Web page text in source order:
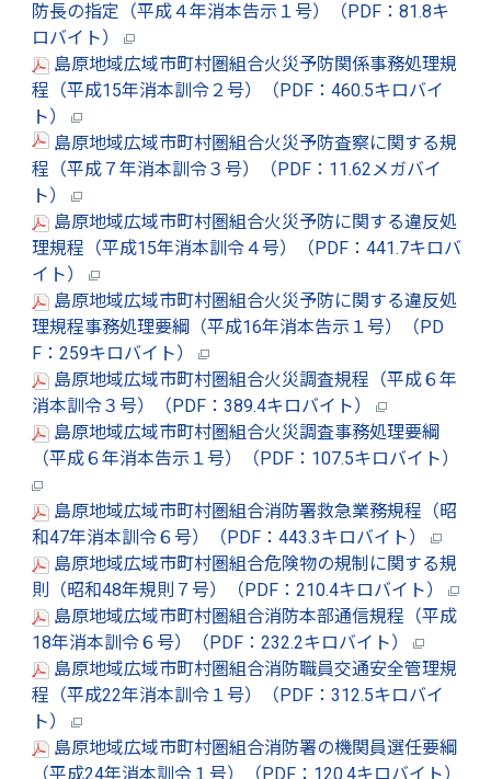
防長の指定（平成４年消本告示１号）（PDF：81.8キ
ロバイト）
島原地域広域市町村圏組合火災予防関係事務処理規
程（平成15年消本訓令２号）（PDF：460.5キロバイ
ト）
島原地域広域市町村圏組合火災予防査察に関する規
程（平成７年消本訓令３号）（PDF：11.62メガバイ
ト）
島原地域広域市町村圏組合火災予防に関する違反処
理規程（平成15年消本訓令４号）（PDF：441.7キロバ
イト）
島原地域広域市町村圏組合火災予防に関する違反処
理規程事務処理要綱（平成16年消本告示１号）（PD
F：259キロバイト）
島原地域広域市町村圏組合火災調査規程（平成６年
消本訓令３号）（PDF：389.4キロバイト）
島原地域広域市町村圏組合火災調査事務処理要綱
（平成６年消本告示１号）（PDF：107.5キロバイト）
島原地域広域市町村圏組合消防署救急業務規程（昭
和47年消本訓令６号）（PDF：443.3キロバイト）
島原地域広域市町村圏組合危険物の規制に関する規
則（昭和48年規則７号）（PDF：210.4キロバイト）
島原地域広域市町村圏組合消防本部通信規程（平成
18年消本訓令６号）（PDF：232.2キロバイト）
島原地域広域市町村圏組合消防職員交通安全管理規
程（平成22年消本訓令１号）（PDF：312.5キロバイ
ト）
島原地域広域市町村圏組合消防署の機関員選任要綱
（平成24年消本訓令１号）（PDF：120.4キロバイト）